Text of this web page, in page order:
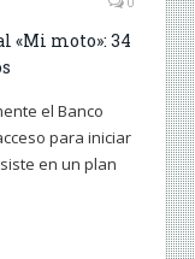
«Mi moto»: 34
el Banco
para iniciar
en un plan